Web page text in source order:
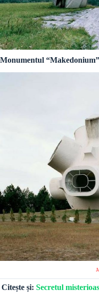
Monumentul
Citește și: Secretul